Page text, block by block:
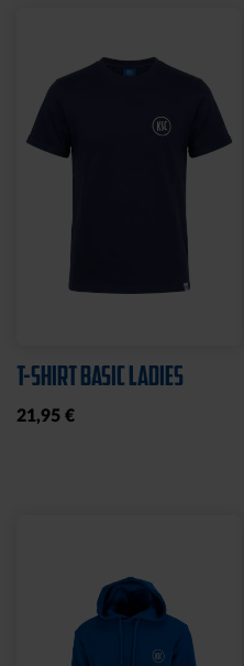
T-SHIRT BASIC LADIES
21,95 €